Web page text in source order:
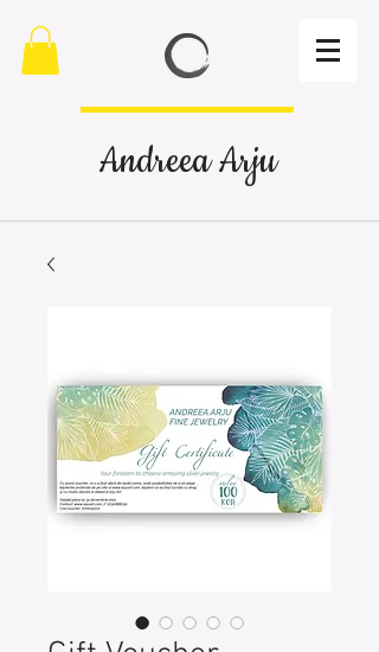
Andreea Arju